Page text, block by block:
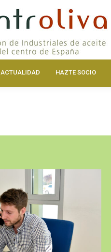
ACTUALIDAD HAZTE SOCIO
ASOCIADOS